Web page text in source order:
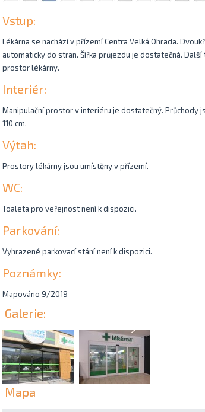
Vstup:
Lékárna se nachází v přízemí Centra Velká Ohrada.
automaticky do stran. Šířka průjezdu je dostatečná.
prostor lékárny.
Interiér:
Manipulační prostor v interiéru je dostatečný. Průchody
110 cm.
Výtah:
Prostory lékárny jsou umístěny v přízemí.
WC:
Toaleta pro veřejnost není k dispozici.
Parkování:
Vyhrazené parkovací stání není k dispozici.
Poznámky:
Mapováno 9/2019
Galerie:
Mapa